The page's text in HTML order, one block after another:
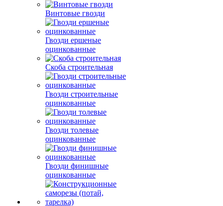
Винтовые гвозди
Гвозди ершеные
оцинкованные
Скоба строительная
Гвозди строительные
оцинкованные
Гвозди толевые
оцинкованные
Гвозди финишные
оцинкованные